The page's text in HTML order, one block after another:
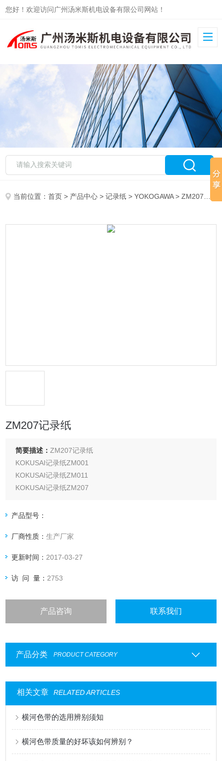
您好！欢迎访问广州汤米斯机电设备有限公司网站！
当前位置：首页 > 产品中心 >记录纸 >YOKOGAWA> ZM207记录纸
ZM207记录纸
简要描述： ZM207记录纸
KOKUSAI记录纸ZM001
KOKUSAI记录纸ZM011
KOKUSAI记录纸ZM207
KOKUSAI记录纸ZH05035
KOKUSAI记录纸0511-3182-KC
KOKUSAI记录纸81407861-001-KC
产品型号：
厂商性质：生产厂家
更新时间： 2017-03-27
访 问 量： 2753
产品咨询 联系我们
产品分类 PRODUCT CATEGORY
相关文章 RELATED ARTICLES
横河色带的选用辨别须知
横河色带质量的好坏该如何辨别？